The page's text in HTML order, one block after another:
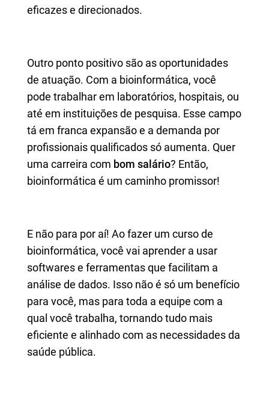
eficazes e direcionados.
Outro ponto positivo são as oportunidades
de atuação. Com a bioinformática, você
pode trabalhar em laboratórios, hospitais, ou
até em instituições de pesquisa. Esse campo
tá em franca expansão e a demanda por
profissionais qualificados só aumenta. Quer
uma carreira com bom salário? Então,
bioinformática é um caminho promissor!
E não para por aí! Ao fazer um curso de
bioinformática, você vai aprender a usar
softwares e ferramentas que facilitam a
análise de dados. Isso não é só um benefício
para você, mas para toda a equipe com a
qual você trabalha, tornando tudo mais
eficiente e alinhado com as necessidades da
saúde pública.